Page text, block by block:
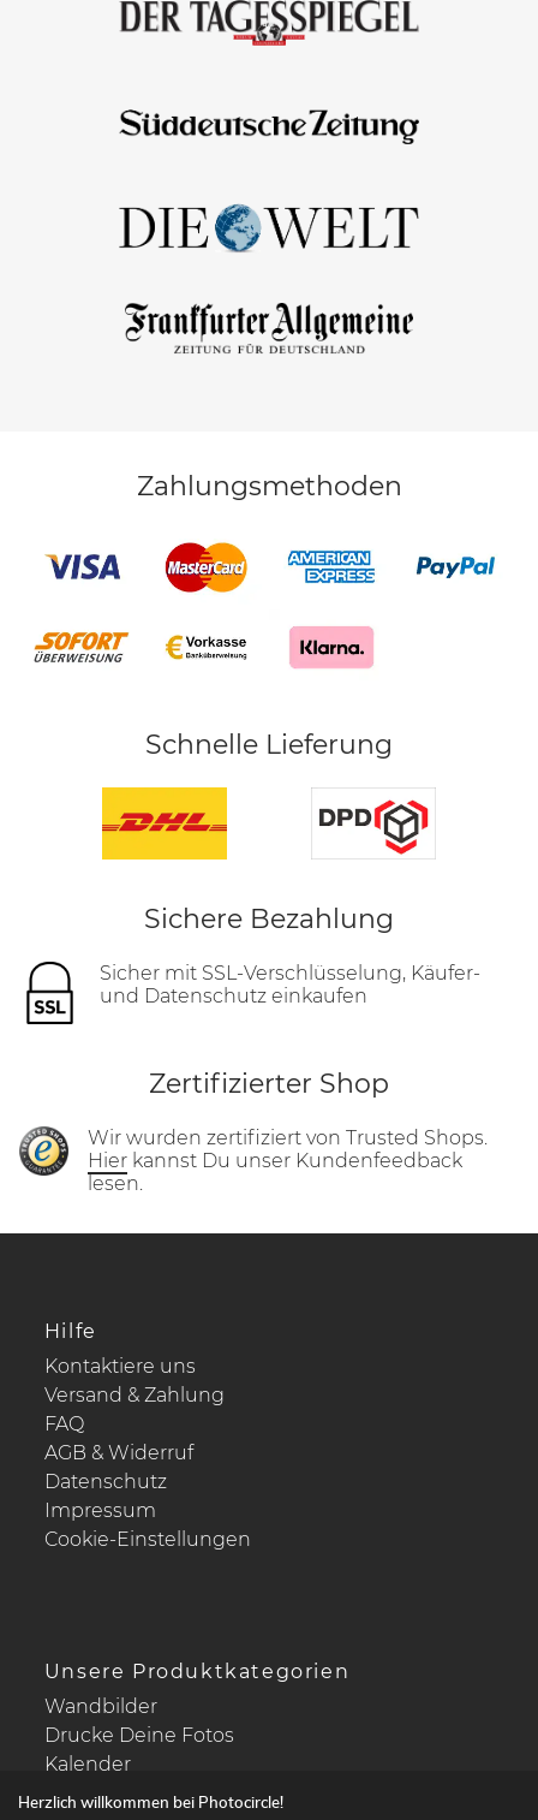
Zahlungsmethoden
Schnelle Lieferung
Sichere Bezahlung
Sicher mit SSL-Verschlüsselung, Käufer-
und Datenschutz einkaufen
Zertifizierter Shop
Wir wurden zertifiziert von Trusted Shops.
Hier kannst Du unser Kundenfeedback
lesen.
Hilfe
Kontaktiere uns
Versand & Zahlung
FAQ
AGB & Widerruf
Datenschutz
Impressum
Cookie-Einstellungen
Unsere Produktkategorien
Wandbilder
Drucke Deine Fotos
Kalender
Herzlich willkommen bei Photocircle!